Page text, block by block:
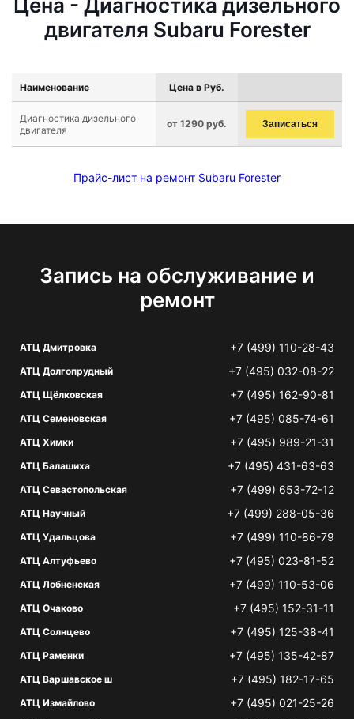
Цена - Диагностика дизельного
двигателя Subaru Forester
Наименование Цена в Руб.
Диагностика дизельного
двигателя
от 1290 руб. Записаться
Прайс-лист на ремонт Subaru Forester
Запись на обслуживание и
ремонт
АТЦ Дмитровка +7 (499) 110-28-43
АТЦ Долгопрудный +7 (495) 032-08-22
АТЦ Щёлковская +7 (495) 162-90-81
АТЦ Семеновская +7 (495) 085-74-61
АТЦ Химки +7 (495) 989-21-31
АТЦ Балашиха +7 (495) 431-63-63
АТЦ Севастопольская +7 (499) 653-72-12
АТЦ Научный +7 (499) 288-05-36
АТЦ Удальцова +7 (499) 110-86-79
АТЦ Алтуфьево +7 (495) 023-81-52
АТЦ Лобненская +7 (499) 110-53-06
АТЦ Очаково +7 (495) 152-31-11
АТЦ Солнцево +7 (495) 125-38-41
АТЦ Раменки +7 (495) 135-42-87
АТЦ Варшавское ш +7 (495) 182-17-65
АТЦ Измайлово +7 (495) 021-25-26